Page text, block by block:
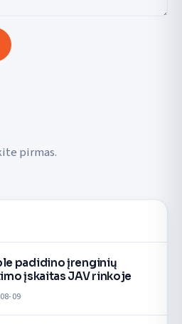
pirmas.
padidino įrenginių
įskaitas JAV rinkoje
09